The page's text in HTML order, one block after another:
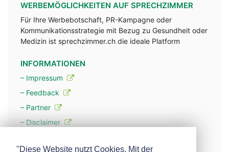
WERBEMÖGLICHKEITEN AUF SPRECHZIMMER
Für Ihre Werbebotschaft, PR-Kampagne oder
Kommunikationsstrategie mit Bezug zu Gesundheit oder
Medizin ist sprechzimmer.ch die ideale Platform
INFORMATIONEN
– Impressum
– Feedback
– Partner
– Disclaimer
"Diese Website nutzt Cookies. Mit der